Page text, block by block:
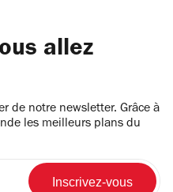
allez
de notre newsletter. Grâce à
les meilleurs plans du